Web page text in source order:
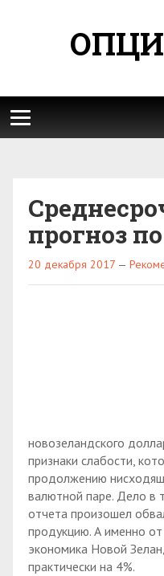
прогноз
20 декабря 2017 —
новозеландского
признаки слабости,
продолжению
валютной паре. Дело в
отчета произошел
продукцию. А именно
экономика Новой
практически на 4%.